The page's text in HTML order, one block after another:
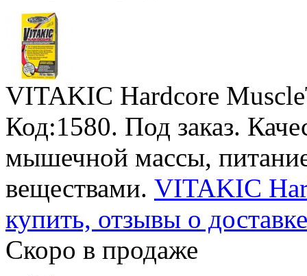
VITAKIC Hardcore
Код:1580. Под заказ.
мышечной массы,
веществами. VITAKIC
купить, отзывы о доставке
Скоро в продаже